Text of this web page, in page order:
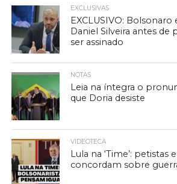
EXCLUSIVAS
EXCLUSIVO:
Daniel Silveira antes de
ser assinado
NOTAS
Leia na íntegra o
que Doria desiste
VIDEOTECA
Lula na ‘Time’: petistas
concordam sobre